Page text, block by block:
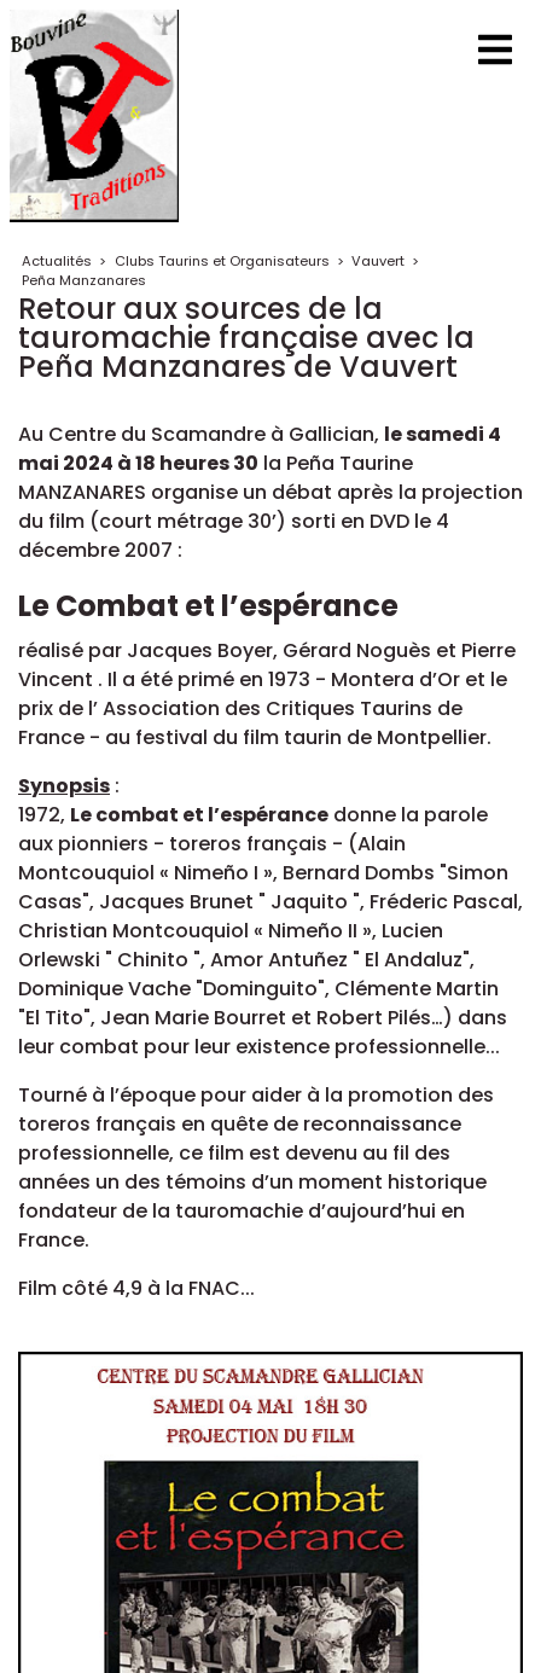
Actualités > Clubs Taurins et Organisateurs > Vauvert >
Peña Manzanares
Retour aux sources de la
tauromachie française avec la
Peña Manzanares de Vauvert
Au Centre du Scamandre à Gallician, le samedi 4
mai 2024 à 18 heures 30 la Peña Taurine
MANZANARES organise un débat après la projection
du film (court métrage 30’) sorti en DVD le 4
décembre 2007 :
Le Combat et l’espérance
réalisé par Jacques Boyer, Gérard Noguès et Pierre
Vincent . Il a été primé en 1973 - Montera d’Or et le
prix de l’ Association des Critiques Taurins de
France - au festival du film taurin de Montpellier.
Synopsis :
1972, Le combat et l’espérance donne la parole
aux pionniers - toreros français - (Alain
Montcouquiol « Nimeño I », Bernard Dombs "Simon
Casas", Jacques Brunet " Jaquito ", Fréderic Pascal,
Christian Montcouquiol « Nimeño II », Lucien
Orlewski " Chinito ", Amor Antuñez " El Andaluz",
Dominique Vache "Dominguito", Clémente Martin
"El Tito", Jean Marie Bourret et Robert Pilés…) dans
leur combat pour leur existence professionnelle...
Tourné à l’époque pour aider à la promotion des
toreros français en quête de reconnaissance
professionnelle, ce film est devenu au fil des
années un des témoins d’un moment historique
fondateur de la tauromachie d’aujourd’hui en
France.
Film côté 4,9 à la FNAC...